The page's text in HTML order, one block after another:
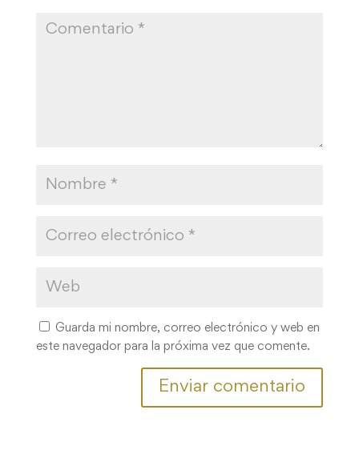
Guarda mi nombre, correo electrónico y web en
este navegador para la próxima vez que comente.